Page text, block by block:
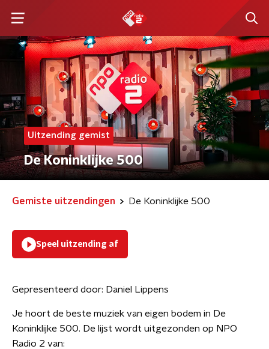
Uitzending gemist
De Koninklijke 500
Gemiste uitzendingen De Koninklijke 500
Speel uitzending af
Gepresenteerd door: Daniel Lippens
Je hoort de beste muziek van eigen bodem in De
Koninklijke 500. De lijst wordt uitgezonden op NPO
Radio 2 van: